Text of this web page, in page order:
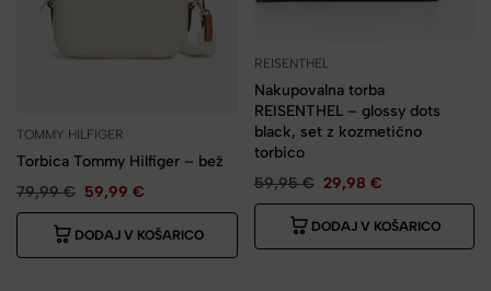
TOMMY HILFIGER
Torbica Tommy Hilfiger – bež
79,99€ 59,99 €
DODAJ V KOŠARICO
REISENTHEL
Nakupovalna torba
REISENTHEL – glossy dots
black, set z kozmetično
torbico
59,95€ 29,98 €
DODAJ V KOŠARICO